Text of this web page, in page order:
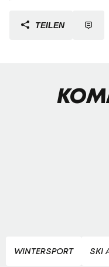
TEILEN
WINTERSPORT SKI